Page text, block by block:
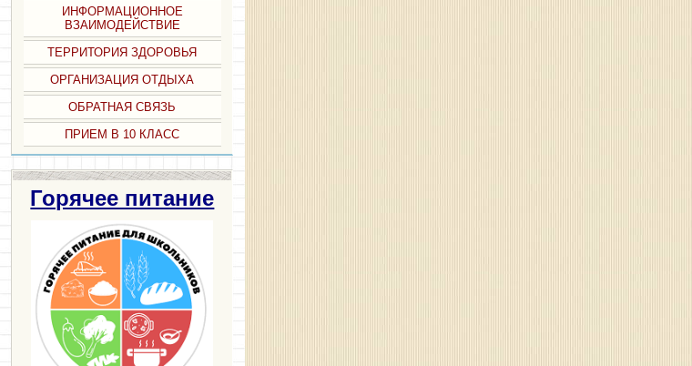
ИНФОРМАЦИОННОЕ
ВЗАИМОДЕЙСТВИЕ
ТЕРРИТОРИЯ ЗДОРОВЬЯ
ОРГАНИЗАЦИЯ ОТДЫХА
ОБРАТНАЯ СВЯЗЬ
ПРИЕМ В 10 КЛАСС
Горячее питание